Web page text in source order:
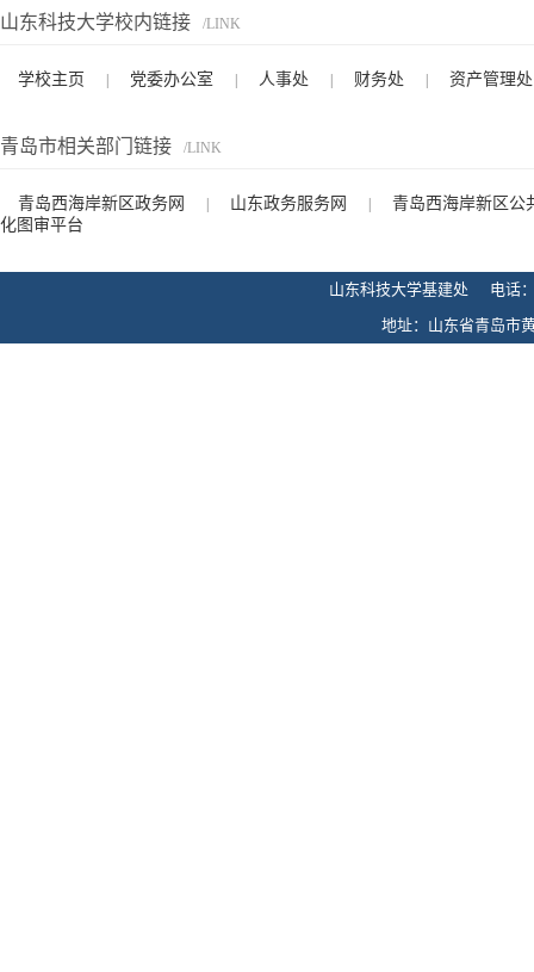
山东科技大学校内链接 /LINK
学校主页 | 党委办公室 | 人事处 | 财务处 | 资产管理处
青岛市相关部门链接 /LINK
青岛西海岸新区政务网 | 山东政务服务网 |
青岛西海岸新区公
化图审平台
山东科技大学基建处 电话
地址：山东省青岛市